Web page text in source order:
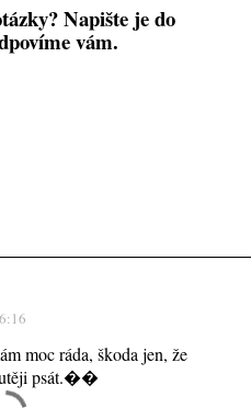
Napište je do
vám.
moc ráda, škoda jen, že
psát.��